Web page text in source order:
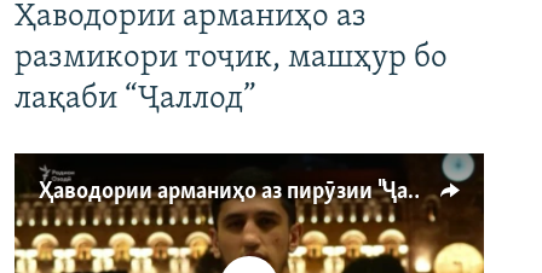
Ҳаводории арманиҳо аз
размикори тоҷик, машҳур бо
лақаби “Ҷаллод”
Ҳаводории арманиҳо аз пирӯзии "Ҷаллод"-и тоҷик